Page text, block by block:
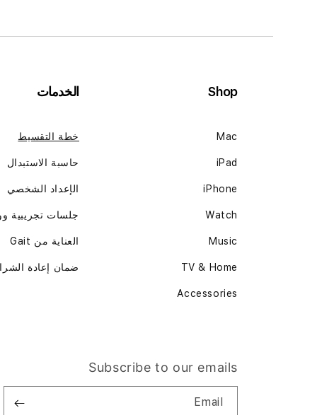
Shop
Mac
iPad
iPhone
Watch
Music
TV & Home
Accessories
الخدمات
خطة التقسيط
حاسبة الاستبدال
الإعداد الشخصي
جلسات تجريبية
العناية من Gait
ضمان إعادة
Subscribe to our emails
Email